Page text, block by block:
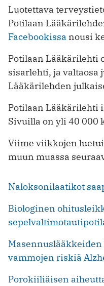
Luotettava
Potilaan
Facebookissa nousi
Potilaan Lääkärilehti
sisarlehti, ja valtaosa
Lääkärilehden
Potilaan Lääkärilehti
Sivuilla on yli 40 000
Viime viikkojen
muun muassa
Naloksonilaatikot
Biologinen
vammojen riskiä
Porokiiliäisen